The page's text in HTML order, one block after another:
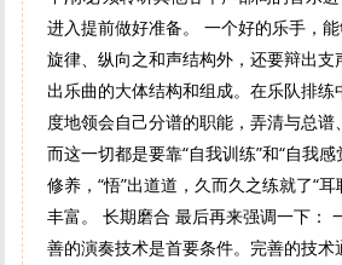
进入提前做好准备。 一个好的乐手，
旋律、纵向之和声结构外，还要辩出
出乐曲的大体结构和组成。在乐队排练
度地领会自己分谱的职能，弄清与总谱
而这一切都是要靠“自我训练”和“自我
修养，“悟”出道道，久而久之练就了“
丰富。 长期磨合 最后再来强调一下：
善的演奏技术是首要条件。完善的技术